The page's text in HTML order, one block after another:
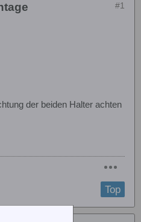
#1
der beiden Halter achten
Top